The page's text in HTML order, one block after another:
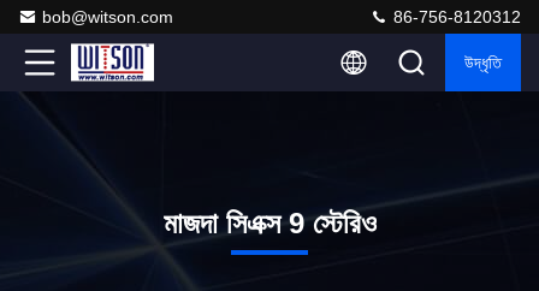
bob@witson.com 86-756-8120312
উদ্ধৃতি
মাজদা সিএক্স 9 স্টেরিও